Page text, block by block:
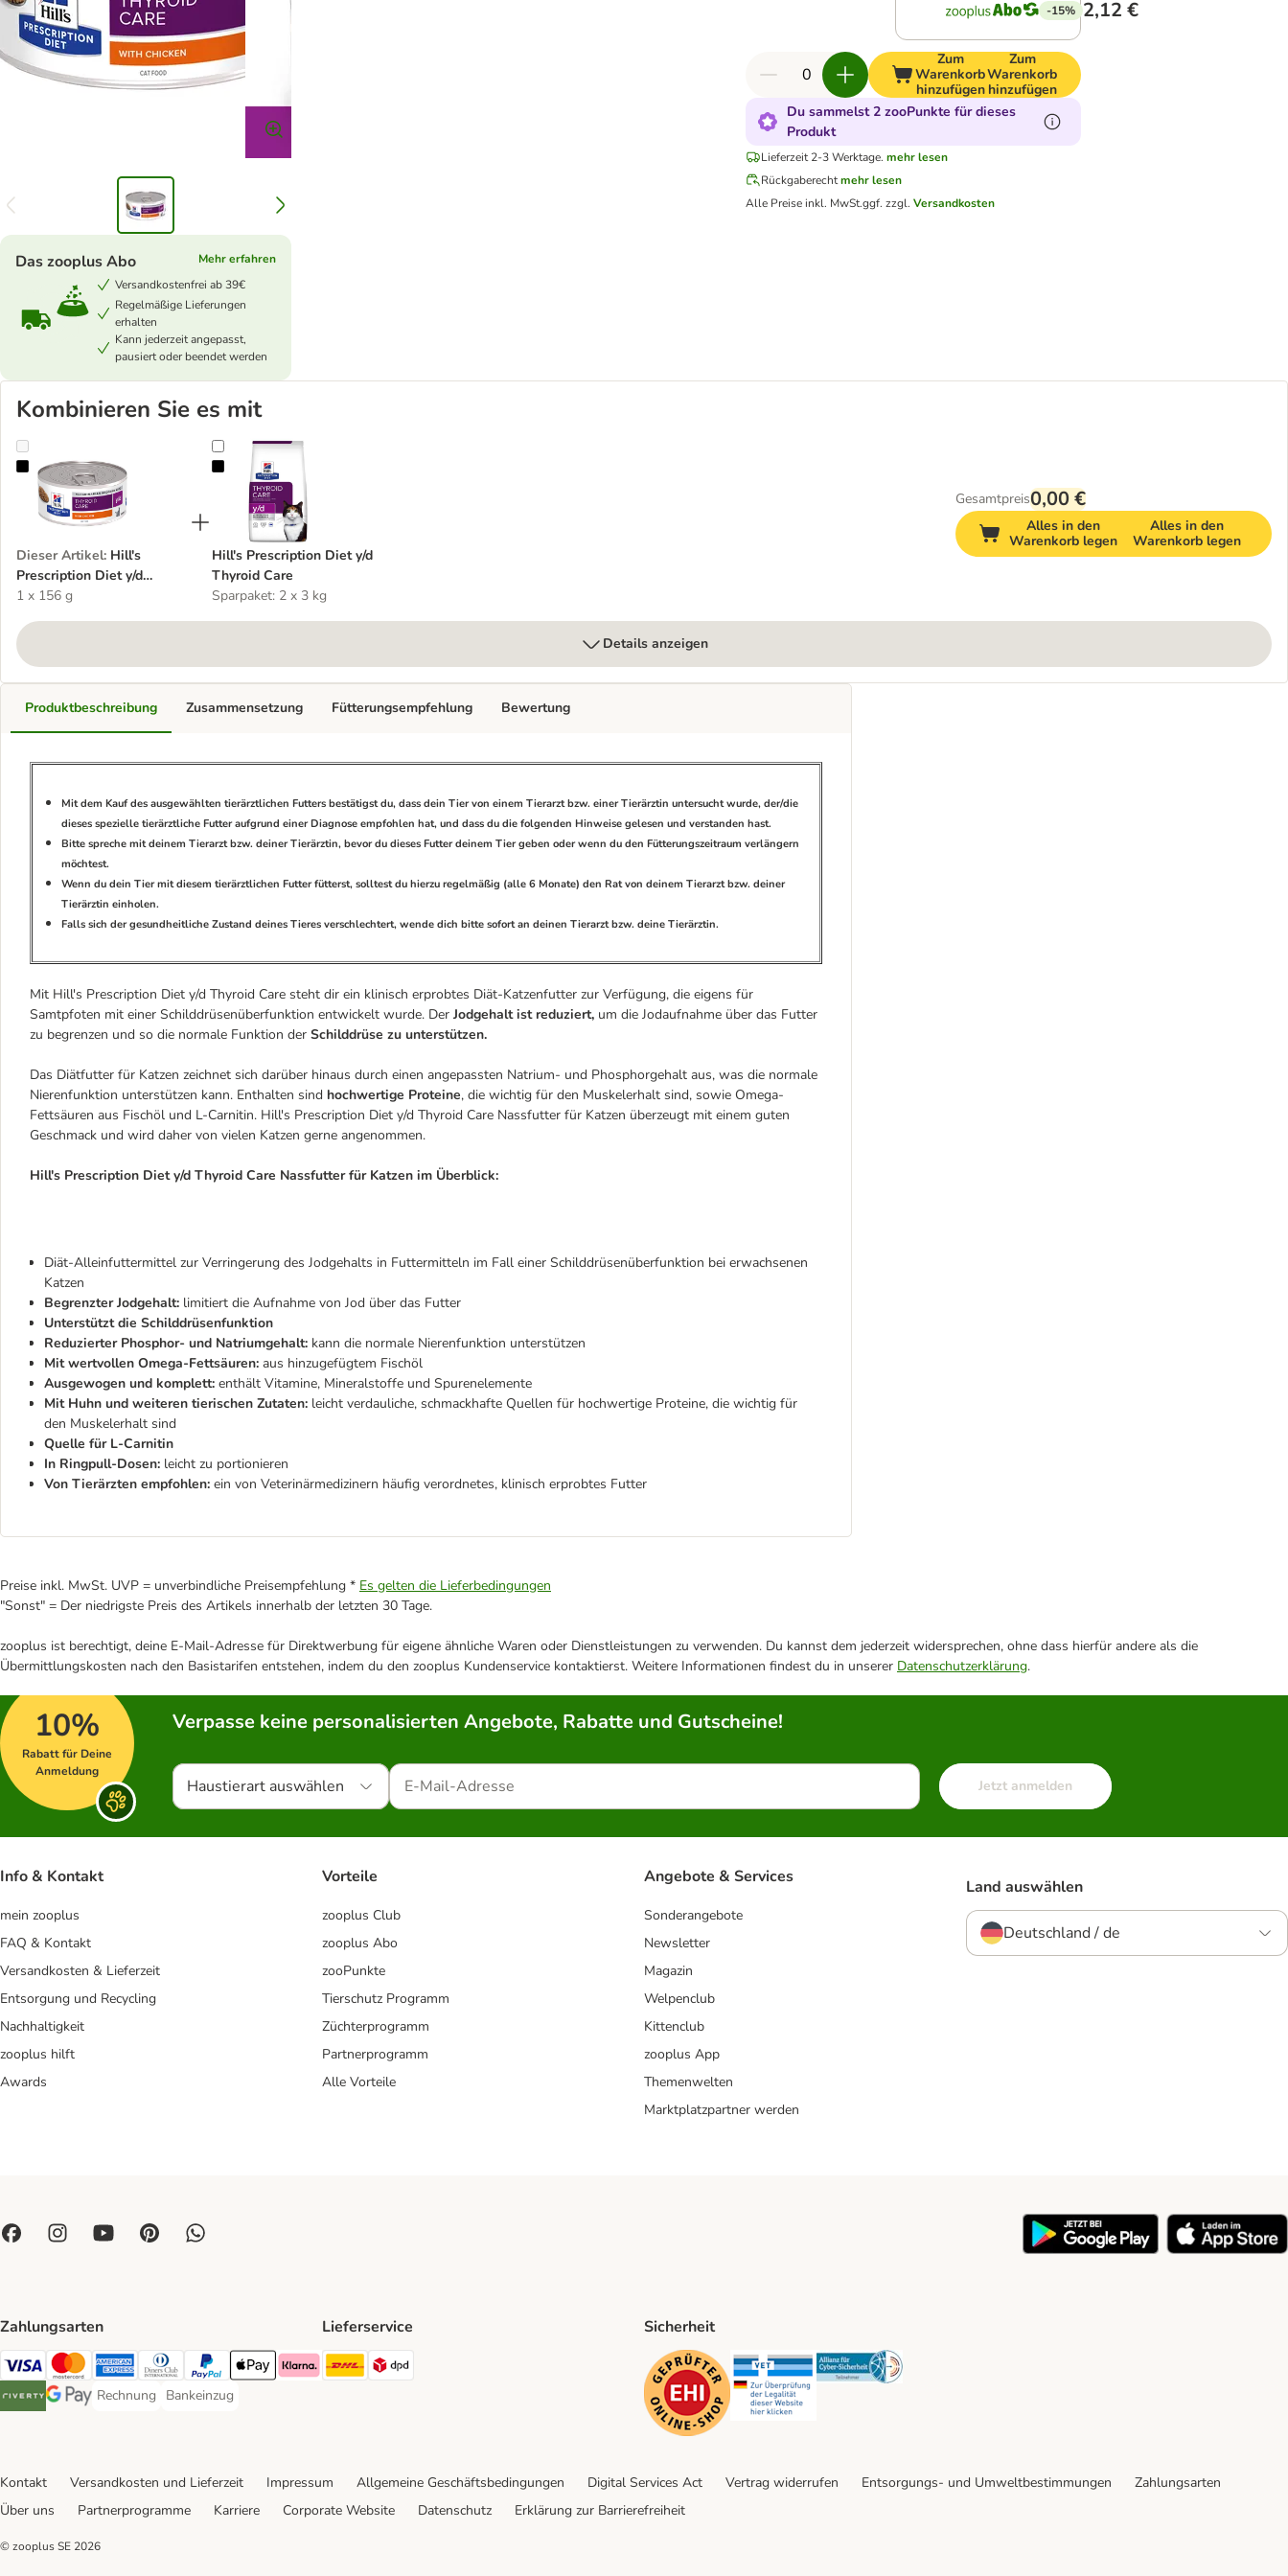
Das zooplus Abo
Mehr erfahren
Versandkostenfrei ab 39€
Regelmäßige Lieferungen
erhalten
Kann jederzeit angepasst,
pausiert oder beendet werden
-15% 2,12 €
Zum
Warenkorb
hinzufügen
Zum
Warenkorb
hinzufügen
Du sammelst 2 zooPunkte für dieses
Produkt
Lieferzeit 2-3 Werktage. mehr lesen
Rückgaberechtmehr lesen
Alle Preise inkl. MwSt.ggf. zzgl. Versandkosten
Kombinieren Sie es mit
Hill's Prescription Diet y/d Thyroid Care
Dieser Artikel: Hill's
Prescription Diet y/d
Thyroid Care
1 x 156 g
Hill's Prescription Diet y/d Thyroid Care
Hill's Prescription Diet y/d
Thyroid Care
Sparpaket: 2 x 3 kg
Gesamtpreis0,00 €
Alles in den
Warenkorb legen
Alles in den
Warenkorb legen
Details anzeigen
Produktbeschreibung
Mit dem Kauf des ausgewählten tierärztlichen Futters bestätigst du, dass dein Tier von einem Tierarzt bzw. einer Tierärztin untersucht wurde, der/die
dieses spezielle tierärztliche Futter aufgrund einer Diagnose empfohlen hat, und dass du die folgenden Hinweise gelesen und verstanden hast.
Bitte spreche mit deinem Tierarzt bzw. deiner Tierärztin, bevor du dieses Futter deinem Tier geben oder wenn du den Fütterungszeitraum verlängern
möchtest.
Wenn du dein Tier mit diesem tierärztlichen Futter fütterst, solltest du hierzu regelmäßig (alle 6 Monate) den Rat von deinem Tierarzt bzw. deiner
Tierärztin einholen.
Falls sich der gesundheitliche Zustand deines Tieres verschlechtert, wende dich bitte sofort an deinen Tierarzt bzw. deine Tierärztin.
Mit Hill's Prescription Diet y/d Thyroid Care steht dir ein klinisch erprobtes Diät-Katzenfutter zur Verfügung, die eigens für
Samtpfoten mit einer Schilddrüsenüberfunktion entwickelt wurde. Der Jodgehalt ist reduziert, um die Jodaufnahme über das Futter
zu begrenzen und so die normale Funktion der Schilddrüse zu unterstützen.
Das Diätfutter für Katzen zeichnet sich darüber hinaus durch einen angepassten Natrium- und Phosphorgehalt aus, was die normale
Nierenfunktion unterstützen kann. Enthalten sind hochwertige Proteine, die wichtig für den Muskelerhalt sind, sowie Omega-
Fettsäuren aus Fischöl und L-Carnitin. Hill's Prescription Diet y/d Thyroid Care Nassfutter für Katzen überzeugt mit einem guten
Geschmack und wird daher von vielen Katzen gerne angenommen.
Hill's Prescription Diet y/d Thyroid Care Nassfutter für Katzen im Überblick:
Diät-Alleinfuttermittel zur Verringerung des Jodgehalts in Futtermitteln im Fall einer Schilddrüsenüberfunktion bei erwachsenen
Katzen
Begrenzter Jodgehalt: limitiert die Aufnahme von Jod über das Futter
Unterstützt die Schilddrüsenfunktion
Reduzierter Phosphor- und Natriumgehalt: kann die normale Nierenfunktion unterstützen
Mit wertvollen Omega-Fettsäuren: aus hinzugefügtem Fischöl
Ausgewogen und komplett: enthält Vitamine, Mineralstoffe und Spurenelemente
Mit Huhn und weiteren tierischen Zutaten: leicht verdauliche, schmackhafte Quellen für hochwertige Proteine, die wichtig für
den Muskelerhalt sind
Quelle für L-Carnitin
In Ringpull-Dosen: leicht zu portionieren
Von Tierärzten empfohlen: ein von Veterinärmedizinern häufig verordnetes, klinisch erprobtes Futter
Zusammensetzung Fütterungsempfehlung Bewertung
Preise inkl. MwSt. UVP = unverbindliche Preisempfehlung * Es gelten die Lieferbedingungen
"Sonst" = Der niedrigste Preis des Artikels innerhalb der letzten 30 Tage.
zooplus ist berechtigt, deine E-Mail-Adresse für Direktwerbung für eigene ähnliche Waren oder Dienstleistungen zu verwenden. Du kannst dem jederzeit widersprechen, ohne dass hierfür andere als die
Übermittlungskosten nach den Basistarifen entstehen, indem du den zooplus Kundenservice kontaktierst. Weitere Informationen findest du in unserer Datenschutzerklärung.
10%
Rabatt für Deine
Anmeldung
Verpasse keine personalisierten Angebote, Rabatte und Gutscheine!
Haustierart auswählen Jetzt anmelden
Info & Kontakt
mein zooplus
FAQ & Kontakt
Versandkosten & Lieferzeit
Entsorgung und Recycling
Nachhaltigkeit
zooplus hilft
Awards
Vorteile
zooplus Club
zooplus Abo
zooPunkte
Tierschutz Programm
Züchterprogramm
Partnerprogramm
Alle Vorteile
Angebote & Services
Sonderangebote
Newsletter
Magazin
Welpenclub
Kittenclub
zooplus App
Themenwelten
Marktplatzpartner werden
Land auswählen
Deutschland / de
Zahlungsarten
Visa Payment Method
Mastercard Payment Method
American Express Payment Method
Diners Club Payment Method
PayPal Payment Method
Apple Pay Payment Method
Klarna Payment Method
Riverty Payment Method
Google Pay Payment Method
Rechnung
Rechnung Payment Method
Bankeinzug
Bankeinzug Payment Method
Lieferservice
DHL Shipping Method
Sicherheit
Security Security Security
Kontakt Versandkosten und Lieferzeit Impressum Allgemeine Geschäftsbedingungen Digital Services Act Vertrag widerrufen Entsorgungs- und Umweltbestimmungen
Zahlungsarten
Über uns
Partnerprogramme Karriere Corporate Website Datenschutz Erklärung zur Barrierefreiheit
© zooplus SE 2026